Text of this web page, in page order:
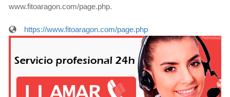
www.fitoaragon.com/page.php.
https://www.fitoaragon.com/page.php